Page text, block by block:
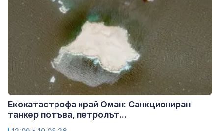
Екокатастрофа край Оман: Санкциониран
танкер потъва, петролът...